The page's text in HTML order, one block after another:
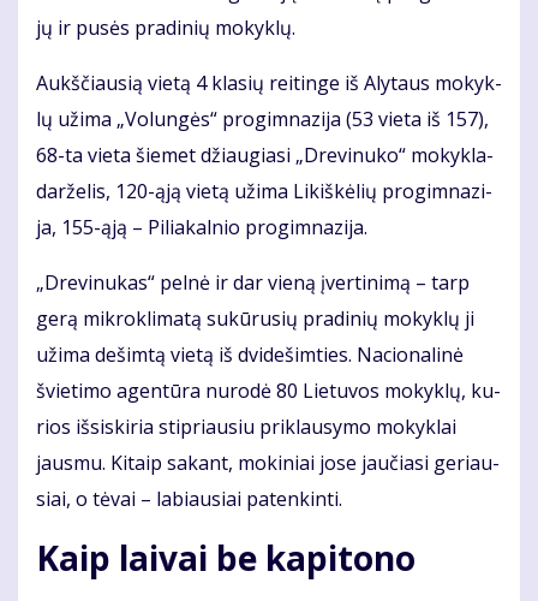
jų ir pu­sės pra­di­nių mo­kyk­lų.
Aukš­čiau­sią vie­tą 4 kla­sių rei­tin­ge iš Aly­taus mo­kyk­
lų už­ima „Vo­lun­gės“ pro­gim­na­zi­ja (53 vie­ta iš 157),
68-ta vie­ta šie­met džiau­gia­si „Dre­vi­nu­ko“ mo­kyk­la-
dar­že­lis, 120-ąją vie­tą už­ima Li­kiš­kė­lių pro­gim­na­zi­
ja, 155-ąją – Pi­lia­kal­nio pro­gim­na­zi­ja.
„Dre­vi­nu­kas“ pel­nė ir dar vie­ną įver­ti­ni­mą – tarp
ge­rą mik­ro­kli­ma­tą su­kū­ru­sių pra­di­nių mo­kyk­lų ji
už­ima de­šim­tą vie­tą iš dvi­de­šim­ties. Na­cio­na­li­nė
švie­ti­mo agen­tū­ra nu­ro­dė 80 Lie­tu­vos mo­kyk­lų, ku­
rios iš­si­ski­ria stip­riau­siu pri­klau­sy­mo mo­kyk­lai
jaus­mu. Ki­taip sa­kant, mo­ki­niai jo­se jau­čia­si ge­riau­
siai, o tė­vai – la­biau­siai pa­ten­kin­ti.
Kaip lai­vai be ka­pi­to­no